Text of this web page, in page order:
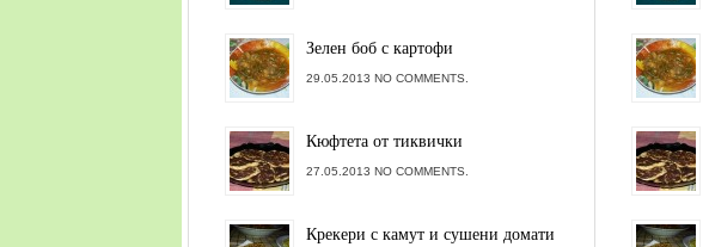
Зелен боб с картофи
29.05.2013 NO COMMENTS.
Кюфтета от тиквички
27.05.2013 NO COMMENTS.
Крекери с камут и сушени домати